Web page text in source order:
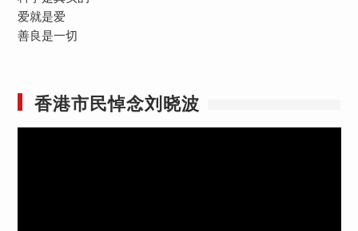
爱就是爱
善良是一切
香港市民悼念刘晓波